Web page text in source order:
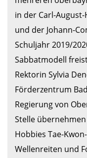
in der Carl-
und der Johann-
Schuljahr 2019/
Sabbatmodell
Rektorin Sylvia
Förderzentrum
Regierung von
Stelle
Hobbies Tae-
Wellenreiten und